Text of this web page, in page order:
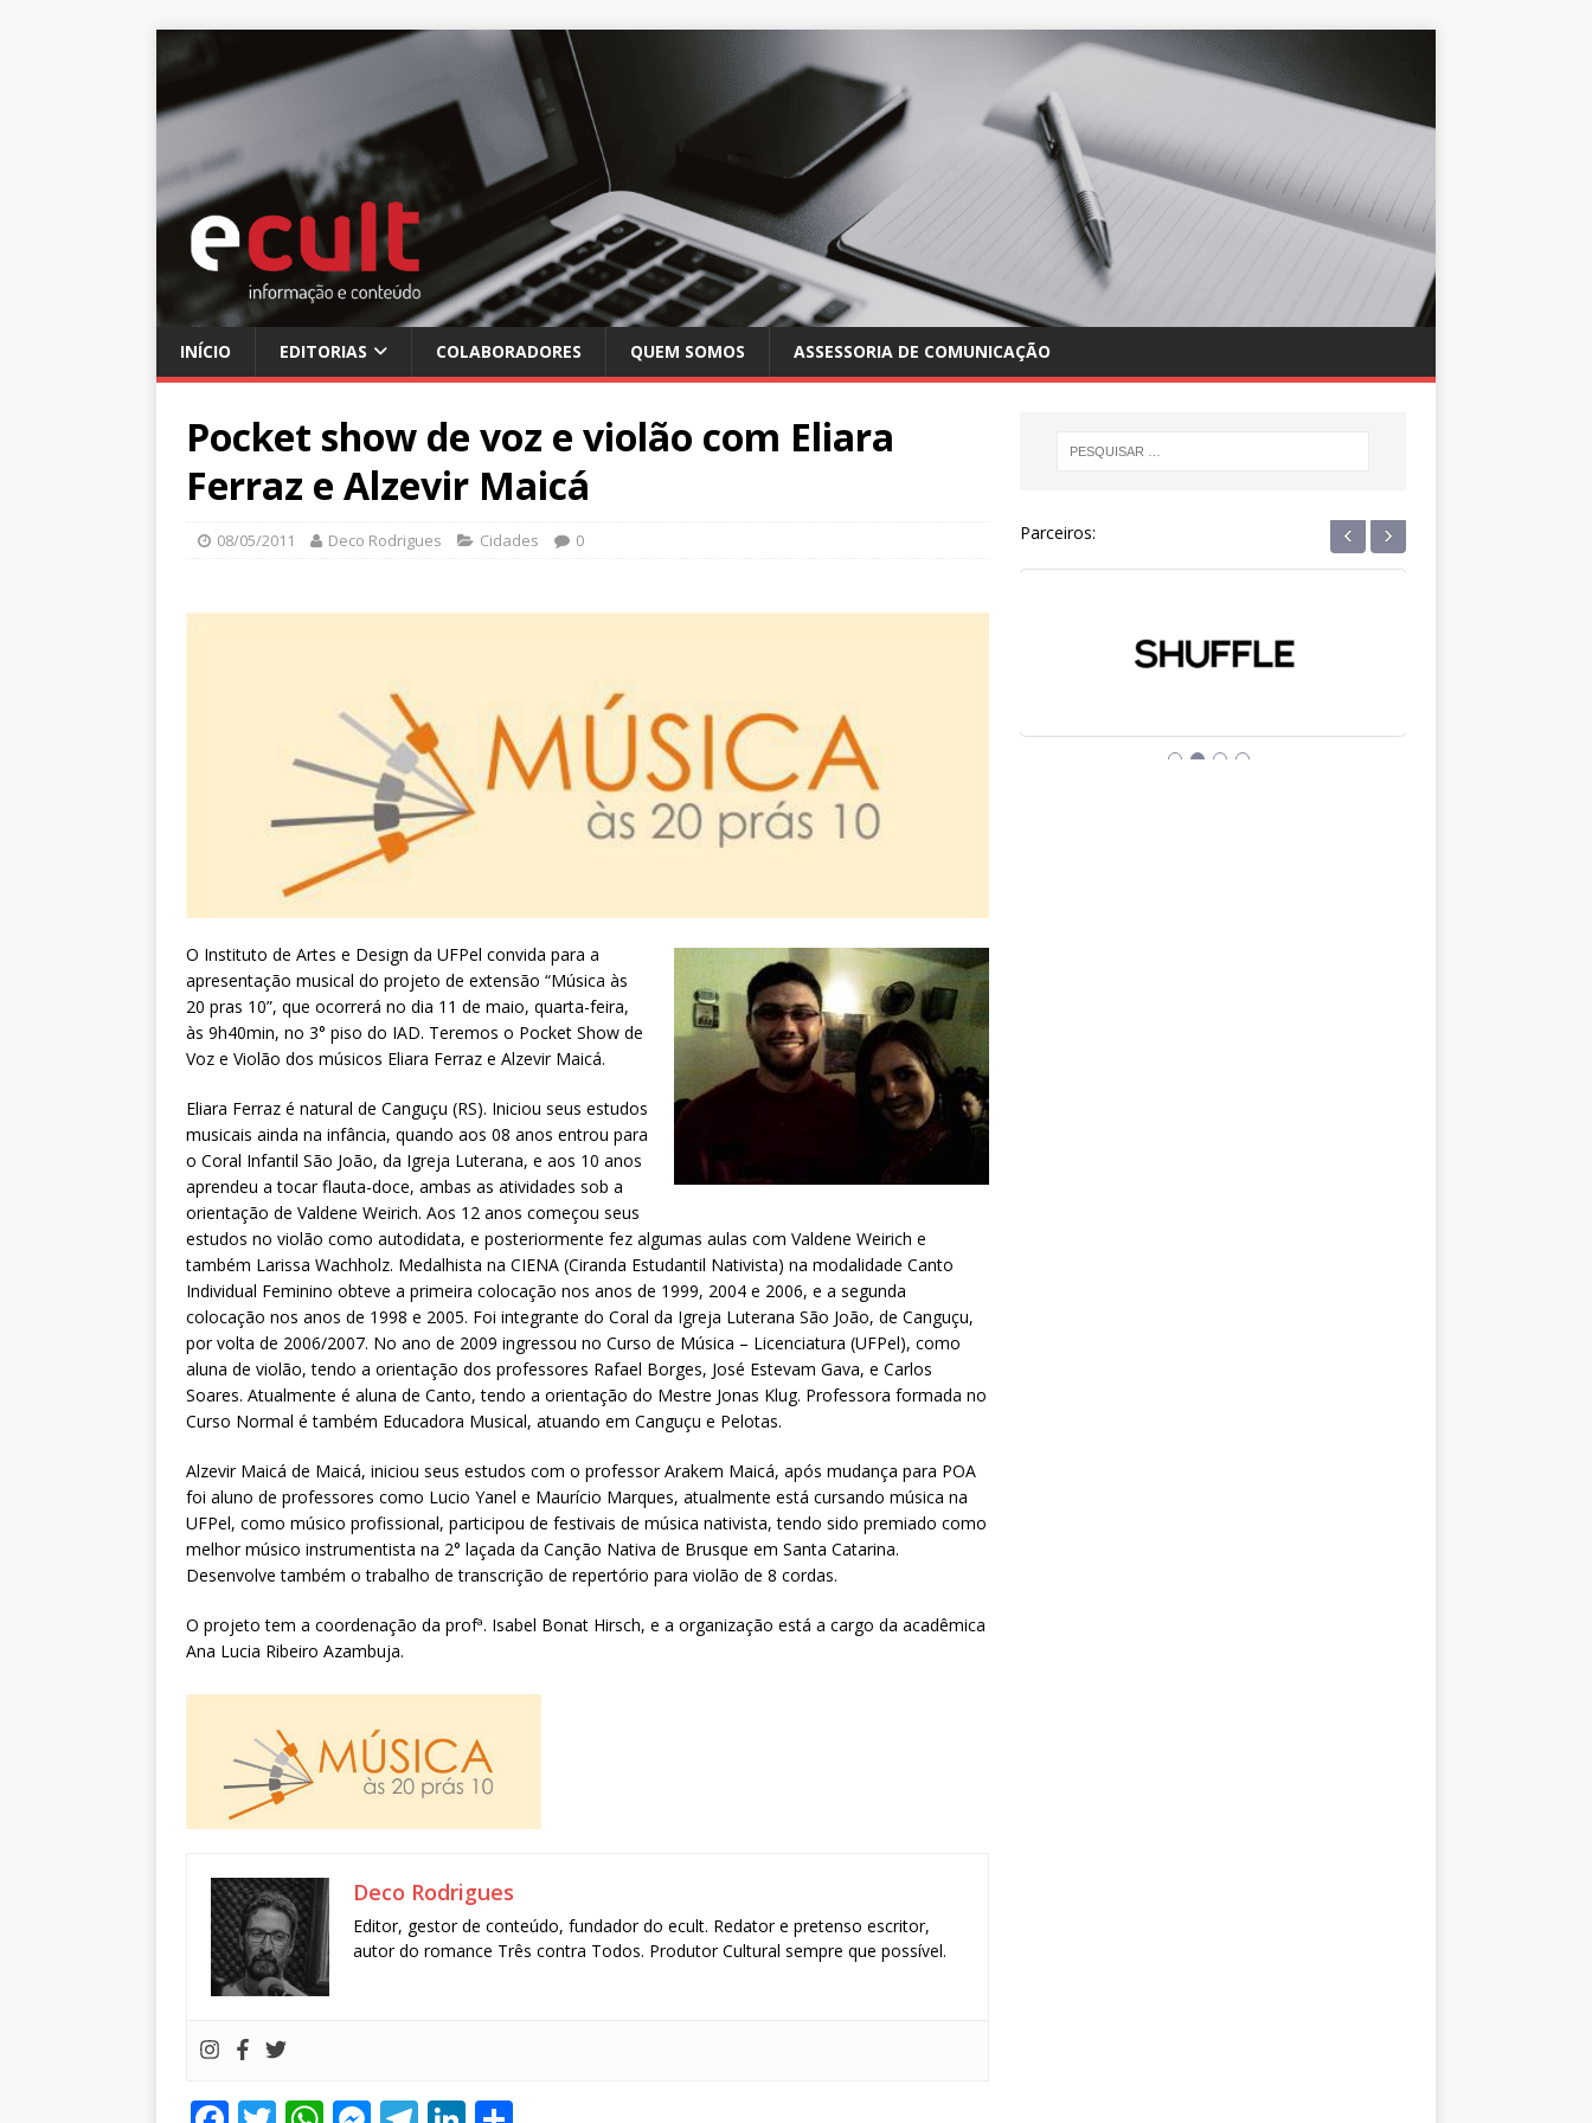
INÍCIO EDITORIAS COLABORADORES QUEM SOMOS ASSESSORIA DE COMUNICAÇÃO
Pocket show de voz e violão com Eliara
Ferraz e Alzevir Maicá
08/05/2011 Deco Rodrigues Cidades 0
O Instituto de Artes e Design da UFPel convida para a
apresentação musical do projeto de extensão “Música às
20 pras 10”, que ocorrerá no dia 11 de maio, quarta-feira,
às 9h40min, no 3° piso do IAD. Teremos o Pocket Show de
Voz e Violão dos músicos Eliara Ferraz e Alzevir Maicá.
Eliara Ferraz é natural de Canguçu (RS). Iniciou seus estudos
musicais ainda na infância, quando aos 08 anos entrou para
o Coral Infantil São João, da Igreja Luterana, e aos 10 anos
aprendeu a tocar flauta-doce, ambas as atividades sob a
orientação de Valdene Weirich. Aos 12 anos começou seus
estudos no violão como autodidata, e posteriormente fez algumas aulas com Valdene Weirich e
também Larissa Wachholz. Medalhista na CIENA (Ciranda Estudantil Nativista) na modalidade Canto
Individual Feminino obteve a primeira colocação nos anos de 1999, 2004 e 2006, e a segunda
colocação nos anos de 1998 e 2005. Foi integrante do Coral da Igreja Luterana São João, de Canguçu,
por volta de 2006/2007. No ano de 2009 ingressou no Curso de Música – Licenciatura (UFPel), como
aluna de violão, tendo a orientação dos professores Rafael Borges, José Estevam Gava, e Carlos
Soares. Atualmente é aluna de Canto, tendo a orientação do Mestre Jonas Klug. Professora formada no
Curso Normal é também Educadora Musical, atuando em Canguçu e Pelotas.
Alzevir Maicá de Maicá, iniciou seus estudos com o professor Arakem Maicá, após mudança para POA
foi aluno de professores como Lucio Yanel e Maurício Marques, atualmente está cursando música na
UFPel, como músico profissional, participou de festivais de música nativista, tendo sido premiado como
melhor músico instrumentista na 2° laçada da Canção Nativa de Brusque em Santa Catarina.
Desenvolve também o trabalho de transcrição de repertório para violão de 8 cordas.
O projeto tem a coordenação da profª. Isabel Bonat Hirsch, e a organização está a cargo da acadêmica
Ana Lucia Ribeiro Azambuja.
Deco Rodrigues
Editor, gestor de conteúdo, fundador do ecult. Redator e pretenso escritor,
autor do romance Três contra Todos. Produtor Cultural sempre que possível.
Parceiros: ‹ ›